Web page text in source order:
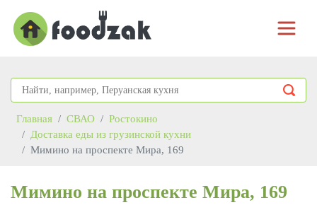
Главная СВАО
Ростокино
Доставка еды из грузинской кухни
Мимино на проспекте Мира, 169
Мимино на проспекте Мира, 169